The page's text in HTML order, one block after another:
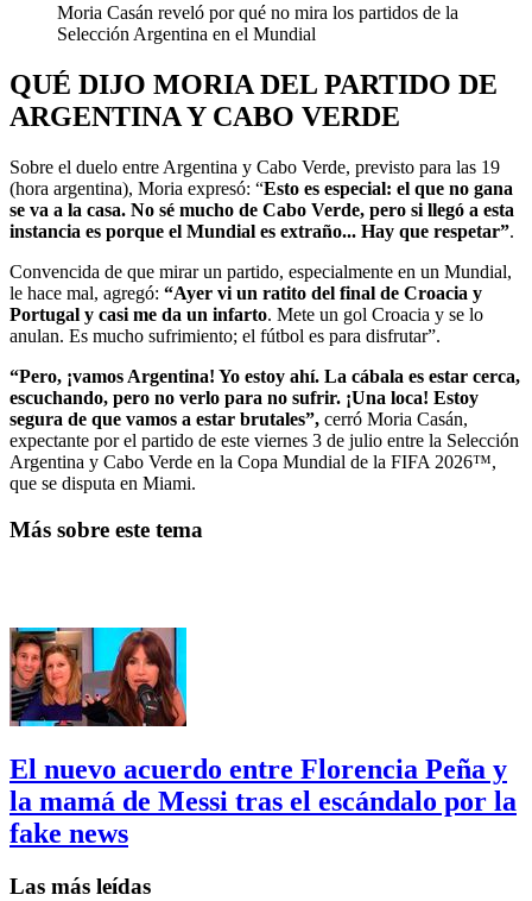
Moria Casán reveló por qué no mira los partidos de la
Selección Argentina en el Mundial
QUÉ DIJO MORIA DEL PARTIDO DE
ARGENTINA Y CABO VERDE
Sobre el duelo entre Argentina y Cabo Verde, previsto para las 19
(hora argentina), Moria expresó: “Esto es especial: el que no gana
se va a la casa. No sé mucho de Cabo Verde, pero si llegó a esta
instancia es porque el Mundial es extraño... Hay que respetar”.
Convencida de que mirar un partido, especialmente en un Mundial,
le hace mal, agregó: “Ayer vi un ratito del final de Croacia y
Portugal y casi me da un infarto. Mete un gol Croacia y se lo
anulan. Es mucho sufrimiento; el fútbol es para disfrutar”.
“Pero, ¡vamos Argentina! Yo estoy ahí. La cábala es estar cerca,
escuchando, pero no verlo para no sufrir. ¡Una loca! Estoy
segura de que vamos a estar brutales”, cerró Moria Casán,
expectante por el partido de este viernes 3 de julio entre la Selección
Argentina y Cabo Verde en la Copa Mundial de la FIFA 2026™,
que se disputa en Miami.
Más sobre este tema
El nuevo acuerdo entre Florencia Peña y
la mamá de Messi tras el escándalo por la
fake news
Las más leídas